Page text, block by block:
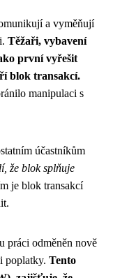
a vyměňují
Těžaři, vybavení
první vyřešit
blok transakcí.
manipulaci s
účastníkům
že blok splňuje
je blok transakcí
práci odměněn nově
poplatky. Tento